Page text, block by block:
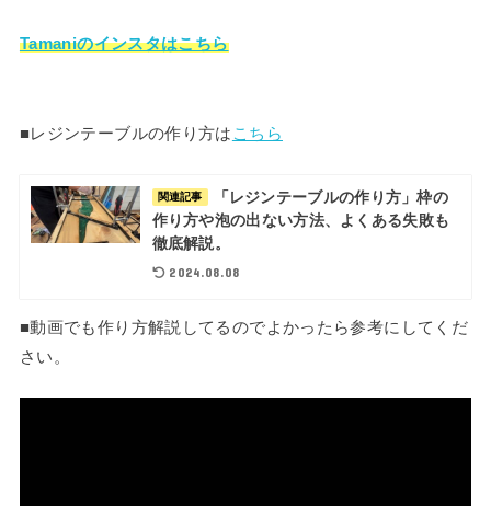
Tamaniのインスタはこちら
■レジンテーブルの作り方は こちら
関連記事
「レジンテーブルの作り方」枠の
作り方や泡の出ない方法、よくある失敗も
徹底解説。
2024.08.08
■動画でも作り方解説してるのでよかったら参考にしてくだ
さい。